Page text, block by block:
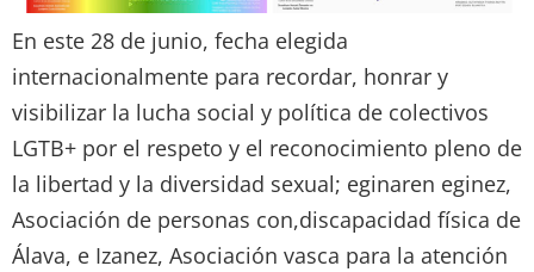
En este 28 de junio, fecha elegida
internacionalmente para recordar, honrar y
visibilizar la lucha social y política de colectivos
LGTB+ por el respeto y el reconocimiento pleno de
la libertad y la diversidad sexual; eginaren eginez,
Asociación de personas con,discapacidad física de
Álava, e Izanez, Asociación vasca para la atención